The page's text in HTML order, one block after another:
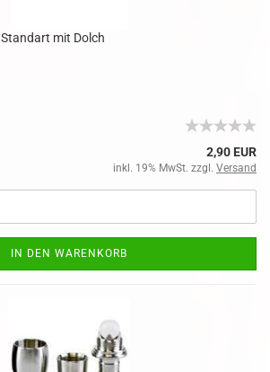
mit Dolch
2,90 EUR
inkl. 19% MwSt. zzgl. Versand
IN DEN WARENKORB